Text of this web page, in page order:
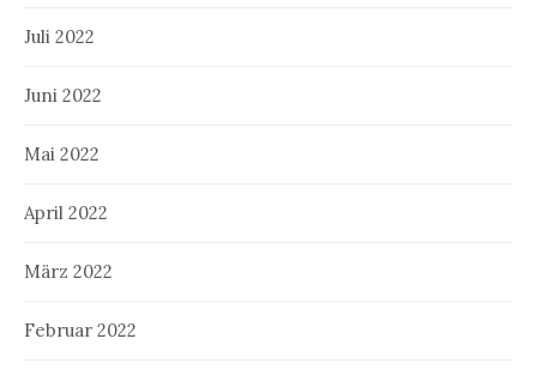
Juli 2022
Juni 2022
Mai 2022
April 2022
März 2022
Februar 2022